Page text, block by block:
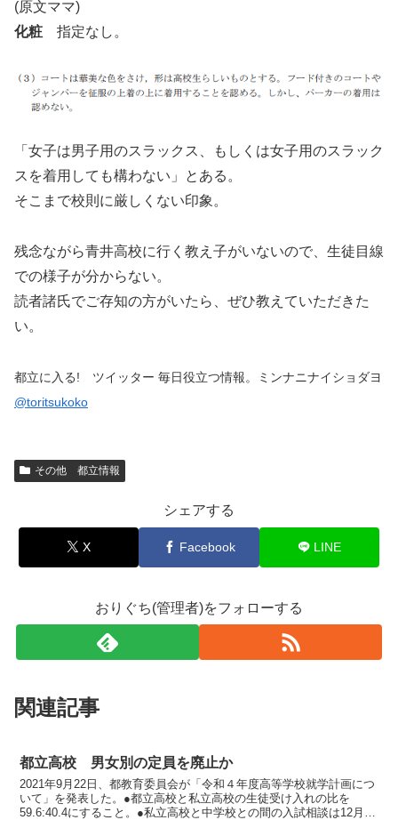
(原文ママ)
化粧 指定なし。
「女子は男子用のスラックス、もしくは女子用のスラック
スを着用しても構わない」とある。
そこまで校則に厳しくない印象。
残念ながら青井高校に行く教え子がいないので、生徒目線
での様子が分からない。
読者諸氏でご存知の方がいたら、ぜひ教えていただきた
い。
都立に入る! ツイッター 毎日役立つ情報。ミンナニナイショダヨ
@toritsukoko
その他 都立情報
シェアする
X Facebook LINE
おりぐち(管理者)をフォローする
関連記事
都立高校 男女別の定員を廃止か
2021年9月22日、都教育委員会が「令和４年度高等学校就学計画につ
いて」を発表した。●都立高校と私立高校の生徒受け入れの比を
59.6:40.4にすること。●私立高校と中学校との間の入試相談は12月15